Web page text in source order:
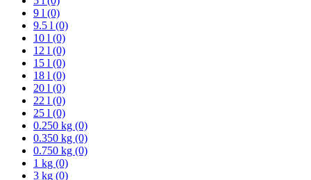
9 l (0)
9.5 l (0)
10 l (0)
12 l (0)
15 l (0)
18 l (0)
20 l (0)
22 l (0)
25 l (0)
0.250 kg (0)
0.350 kg (0)
0.750 kg (0)
1 kg (0)
3 kg (0)